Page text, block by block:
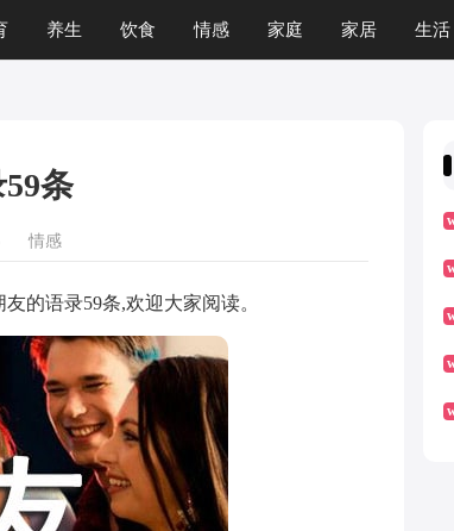
养生 饮食 情感 家庭 家居 生活
条
情感
语录59条,欢迎大家阅读。